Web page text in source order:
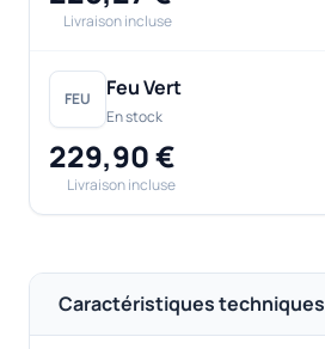
Livraison incluse
FEU Feu Vert
En stock
229,90 €
Livraison incluse
Caractéristiques techniques